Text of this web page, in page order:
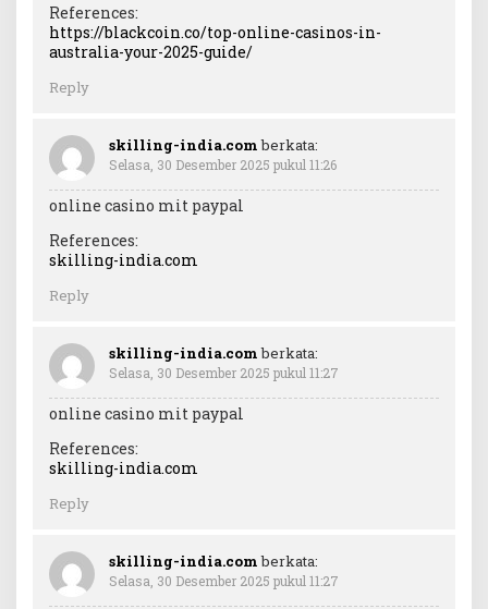
References:
https://blackcoin.co/top-online-casinos-in-
australia-your-2025-guide/
Reply
skilling-india.com berkata:
Selasa, 30 Desember 2025 pukul 11:26
online casino mit paypal
References:
skilling-india.com
Reply
skilling-india.com berkata:
Selasa, 30 Desember 2025 pukul 11:27
online casino mit paypal
References:
skilling-india.com
Reply
skilling-india.com berkata:
Selasa, 30 Desember 2025 pukul 11:27